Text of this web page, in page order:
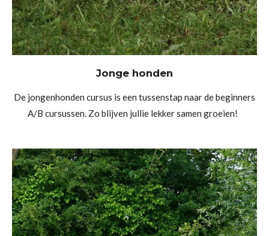
Jonge honden
De jongenhonden cursus is een tussenstap naar de beginners
A/B cursussen. Zo blijven jullie lekker samen groeien!